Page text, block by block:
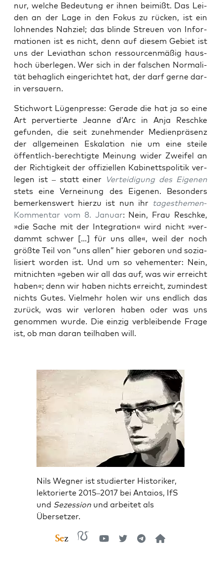
nur, wel­che Bedeu­tung er ihnen bei­mißt. Das Lei­
den an der Lage in den Fokus zu rücken, ist ein
loh­nen­des Nah­ziel; das blin­de Streu­en von Infor­
ma­tio­nen ist es nicht, denn auf die­sem Gebiet ist
uns der Levia­than schon res­sour­cen­mä­ßig haus­
hoch über­le­gen. Wer sich in der fal­schen Nor­ma­li­
tät behag­lich ein­ge­rich­tet hat, der darf ger­ne dar­
in versauern.
Stich­wort Lügen­pres­se: Gera­de die hat ja so eine
Art per­ver­tier­te Jean­ne d’Arc in Anja Resch­ke
gefun­den, die seit zuneh­men­der Medi­en­prä­senz
der all­ge­mei­nen Eska­la­ti­on nie um eine stei­le
öffent­lich-berech­tig­te Mei­nung wider Zwei­fel an
der Rich­tig­keit der offi­zi­el­len Kabi­netts­po­li­tik ver­
le­gen ist – statt einer Ver­tei­di­gung des Eige­nen
stets eine Ver­nei­nung des Eige­nen. Beson­ders
bemer­kens­wert hier­zu ist nun ihr tages­the­men-
Kom­men­tar vom 8. Janu­ar: Nein, Frau Resch­ke,
»die Sache mit der Inte­gra­ti­on« wird nicht »ver­
dammt schwer […] für uns alle«, weil der noch
größ­te Teil von “uns allen” hier gebo­ren und sozia­
li­siert wor­den ist. Und um so vehe­men­ter: Nein,
mit­nich­ten »geben wir all das auf, was wir erreicht
haben«; denn wir haben nichts erreicht, zumin­dest
nichts Gutes. Viel­mehr holen wir uns end­lich das
zurück, was wir ver­lo­ren haben oder was uns
genom­men wur­de. Die ein­zig ver­blei­ben­de Fra­ge
ist, ob man dar­an teil­ha­ben will.
Nils Wegner ist studierter Historiker,
lektorierte 2015–2017 bei Antaios, IfS
und Sezession und arbeitet als
Übersetzer.